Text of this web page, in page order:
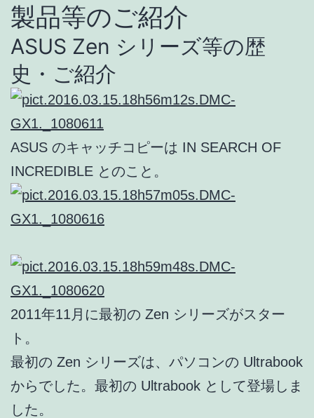
製品等のご紹介
ASUS Zen シリーズ等の歴
史・ご紹介
ASUS のキャッチコピーは IN SEARCH OF
INCREDIBLE とのこと。
2011年11月に最初の Zen シリーズがスター
ト。
最初の Zen シリーズは、パソコンの Ultrabook
からでした。最初の Ultrabook として登場しま
した。